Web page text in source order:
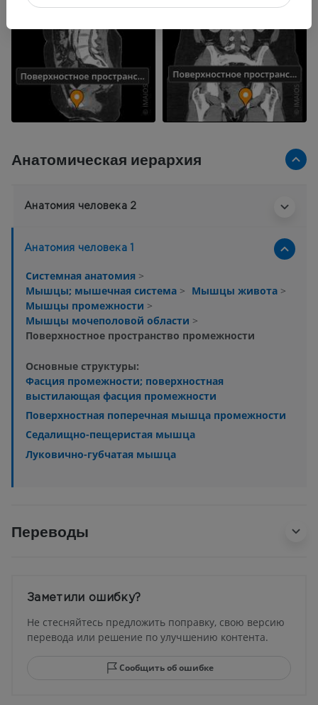
Анатомическая иерархия
Анатомия человека 2
Анатомия человека 1
Системная анатомия >
Мышцы; мышечная система > Мышцы живота >
Мышцы промежности >
Мышцы мочеполовой области >
Поверхностное пространство промежности
Основные структуры:
Фасция промежности; поверхностная
выстилающая фасция промежности
Поверхностная поперечная мышца промежности
Седалищно-пещеристая мышца
Луковично-губчатая мышца
Переводы
Заметили ошибку?
Не стесняйтесь предложить поправку, свою версию
перевода или решение по улучшению контента.
Сообщить об ошибке